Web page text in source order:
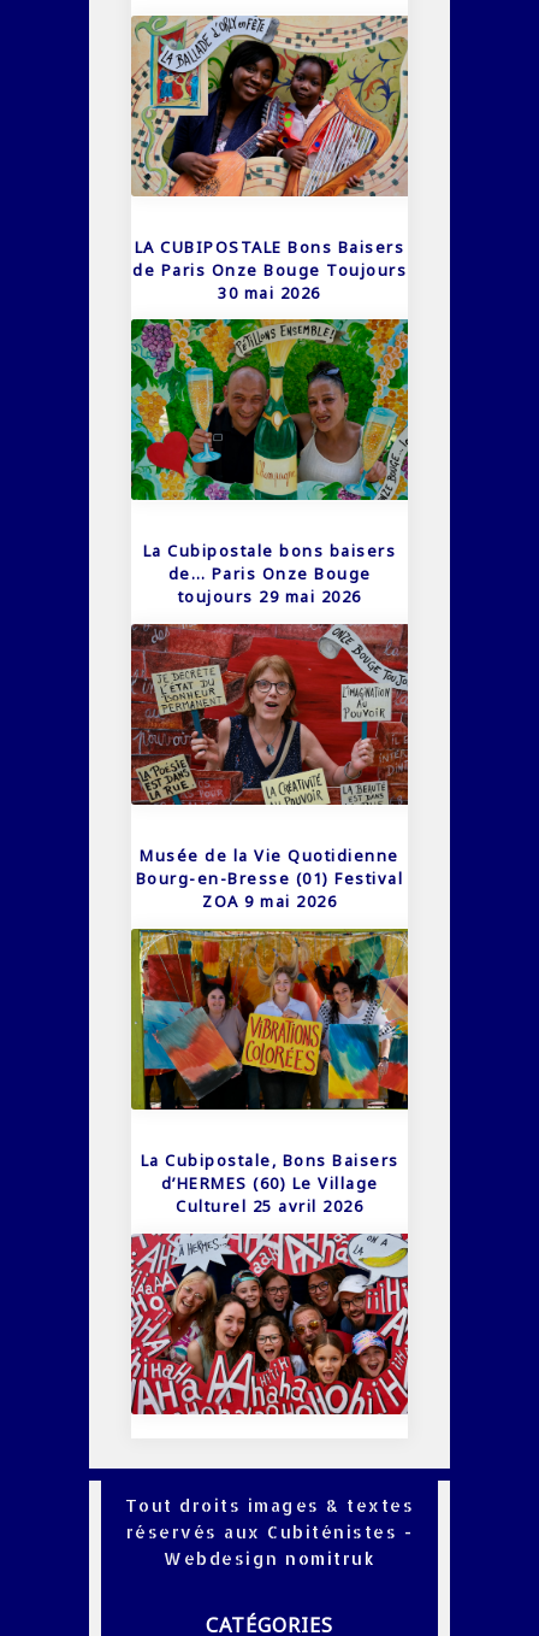
LA CUBIPOSTALE Bons Baisers
de Paris Onze Bouge Toujours
30 mai 2026
La Cubipostale bons baisers
de… Paris Onze Bouge
toujours 29 mai 2026
Musée de la Vie Quotidienne
Bourg-en-Bresse (01) Festival
ZOA 9 mai 2026
La Cubipostale, Bons Baisers
d’HERMES (60) Le Village
Culturel 25 avril 2026
Tout droits images & textes
réservés aux Cubiténistes -
Webdesign nomitruk
CATÉGORIES